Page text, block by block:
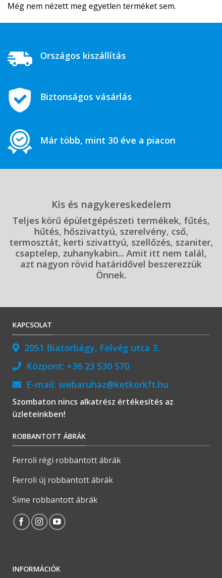
Még nem nézett meg egyetlen terméket sem.
Országos kiszállítás
Biztonságos vásárlás
Már több, mint 30 éve a piacon
Kis és nagykereskedelem
Teljes körű épületgépészeti termékek, fűtés,
hűtés, hőszivattyú, szerelvény, cső,
termosztát, kerti szivattyú, szellőzés, szaniter,
csaptelep, zuhanykabin... Amit itt nem talál,
azt nagyon rövid határidővel beszerezzük
Önnek.
KAPCSOLAT
2051 Biatorbágy, Felvég utca 3.
Központ: +36 23 530 570
E-mail: webaruhaz@ketkorkft.hu
Szombaton nincs alkatrész értékesítés az
üzleteinkben!
ROBBANTOTT ÁBRÁK
Ferroli régi robbantott ábrák
Ferroli új robbantott ábrák
Sime robbantott ábrák
INFORMÁCIÓK